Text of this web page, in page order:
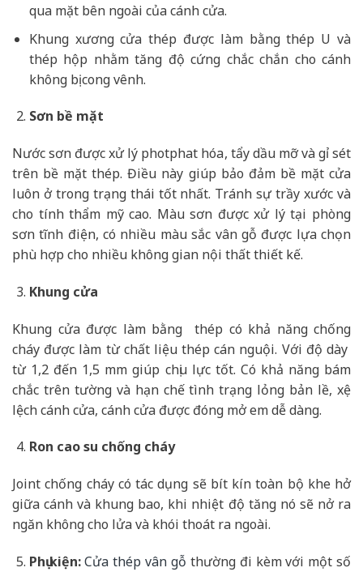
qua mặt bên ngoài của cánh cửa.
Khung xương cửa thép được làm bằng thép U và
thép hộp nhằm tăng độ cứng chắc chắn cho cánh
không bị cong vênh.
Sơn bề mặt
Nước sơn được xử lý photphat hóa, tẩy dầu mỡ và gỉ sét
trên bề mặt thép. Điều này giúp bảo đảm bề mặt cửa
luôn ở trong trạng thái tốt nhất. Tránh sự trầy xước và
cho tính thẩm mỹ cao. Màu sơn được xử lý tại phòng
sơn tĩnh điện, có nhiều màu sắc vân gỗ được lựa chọn
phù hợp cho nhiều không gian nội thất thiết kế.
Khung cửa
Khung cửa được làm bằng thép có khả năng chống
cháy được làm từ chất liệu thép cán nguội. Với độ dày
từ 1,2 đến 1,5 mm giúp chịu lực tốt. Có khả năng bám
chắc trên tường và hạn chế tình trạng lỏng bản lề, xệ
lệch cánh cửa, cánh cửa được đóng mở em dễ dàng.
Ron cao su chống cháy
Joint chống cháy có tác dụng sẽ bít kín toàn bộ khe hở
giữa cánh và khung bao, khi nhiệt độ tăng nó sẽ nở ra
ngăn không cho lửa và khói thoát ra ngoài.
Phụ kiện:Cửa thép vân gỗ thường đi kèm với một số